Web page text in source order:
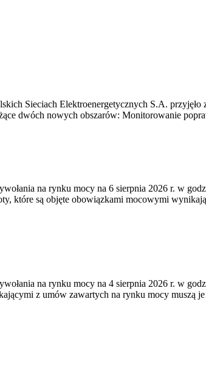
Sieciach Elektroenergetycznych S.A.
dwóch nowych obszarów: Monitorowanie
na rynku mocy na 6 sierpnia 2026 r. w
które są objęte obowiązkami mocowymi
na rynku mocy na 4 sierpnia 2026 r. w
z umów zawartych na rynku mocy muszą